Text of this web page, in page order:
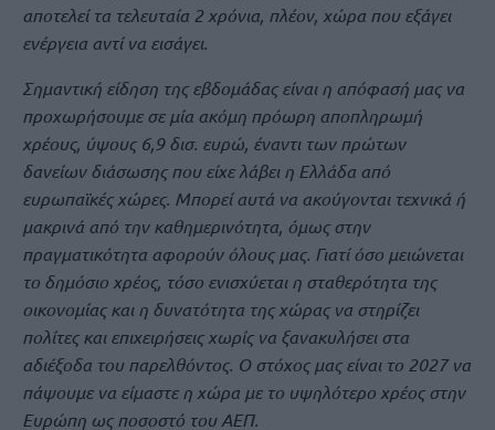
αποτελεί τα τελευταία 2 χρόνια, πλέον, χώρα που εξάγει
ενέργεια αντί να εισάγει.
Σημαντική είδηση της εβδομάδας είναι η απόφασή μας να
προχωρήσουμε σε μία ακόμη πρόωρη αποπληρωμή
χρέους, ύψους 6,9 δισ. ευρώ, έναντι των πρώτων
δανείων διάσωσης που είχε λάβει η Ελλάδα από
ευρωπαϊκές χώρες. Μπορεί αυτά να ακούγονται τεχνικά ή
μακρινά από την καθημερινότητα, όμως στην
πραγματικότητα αφορούν όλους μας. Γιατί όσο μειώνεται
το δημόσιο χρέος, τόσο ενισχύεται η σταθερότητα της
οικονομίας και η δυνατότητα της χώρας να στηρίζει
πολίτες και επιχειρήσεις χωρίς να ξανακυλήσει στα
αδιέξοδα του παρελθόντος. Ο στόχος μας είναι το 2027 να
πάψουμε να είμαστε η χώρα με το υψηλότερο χρέος στην
Ευρώπη ως ποσοστό του ΑΕΠ.